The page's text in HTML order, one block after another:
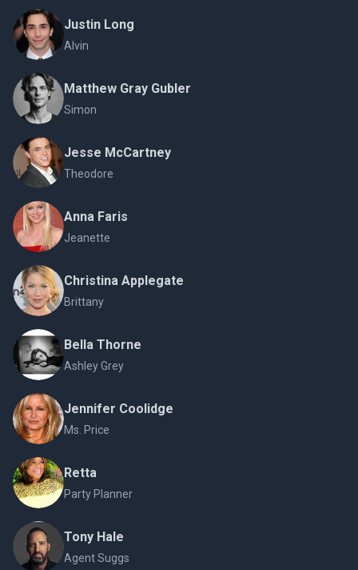
Justin Long
Alvin
Matthew Gray Gubler
Simon
Jesse McCartney
Theodore
Anna Faris
Jeanette
Christina Applegate
Brittany
Bella Thorne
Ashley Grey
Jennifer Coolidge
Ms. Price
Retta
Party Planner
Tony Hale
Agent Suggs